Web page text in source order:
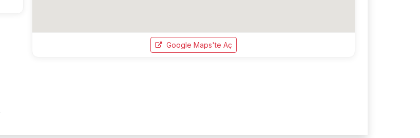
Google Maps'te Aç